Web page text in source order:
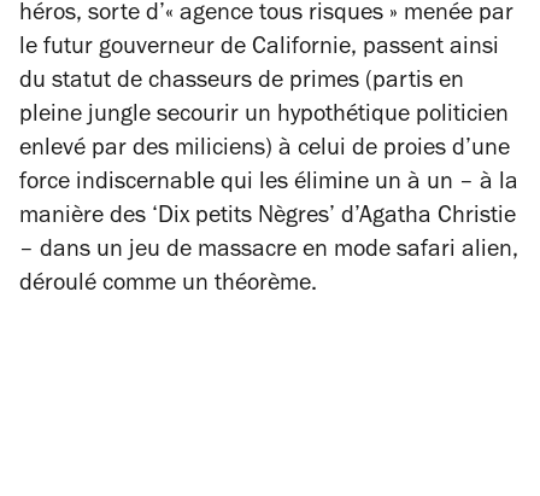
héros, sorte d’« agence tous risques » menée par
le futur gouverneur de Californie, passent ainsi
du statut de chasseurs de primes (partis en
pleine jungle secourir un hypothétique politicien
enlevé par des miliciens) à celui de proies d’une
force indiscernable qui les élimine un à un – à la
manière des ‘Dix petits Nègres’ d’Agatha Christie
– dans un jeu de massacre en mode safari alien,
déroulé comme un théorème.